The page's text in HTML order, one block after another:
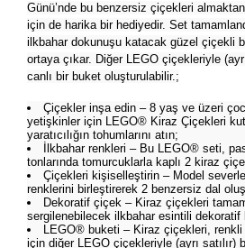
Günü’nde bu benzersiz çiçekleri
için de harika bir hediyedir. Set
ilkbahar dokunuşu katacak güzel çiçekli
ortaya çıkar. Diğer LEGO çiçekleriyle
canlı bir buket oluşturulabilir.;
Çiçekler inşa edin – 8 yaş ve üzeri
yetişkinler için LEGO® Kiraz Çiçekleri
yaratıcılığın tohumlarını atın;
İlkbahar renkleri – Bu LEGO® seti,
tonlarında tomurcuklarla kaplı 2 kiraz
Çiçekleri kişiselleştirin – Model
renklerini birleştirerek 2 benzersiz dal
Dekoratif çiçek – Kiraz çiçekleri
sergilenebilecek ilkbahar esintili dekoratif
LEGO® buketi – Kiraz çiçekleri,
için diğer LEGO çiçekleriyle (ayrı satılır)